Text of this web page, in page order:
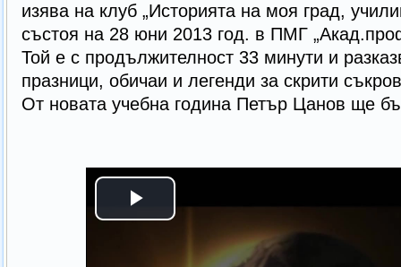
изява на клуб „Историята на моя град,
състоя на 28 юни 2013 год. в ПМГ
Той е с продължителност 33 минути и
празници, обичаи и легенди за скрити
От новата учебна година Петър Цанов ще